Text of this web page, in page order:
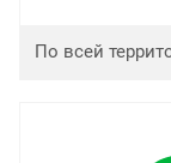
По всей